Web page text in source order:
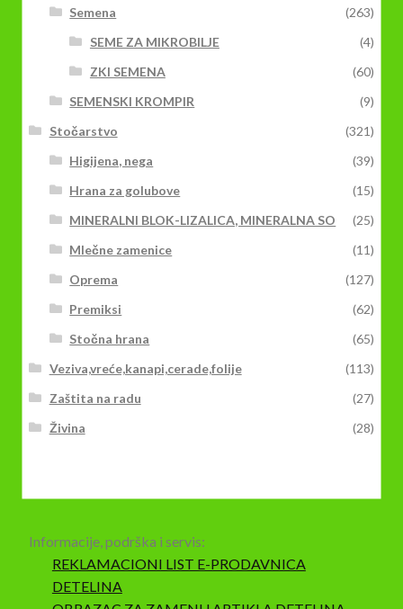
Semena
(263)
SEME ZA MIKROBILJE
(4)
ZKI SEMENA
(60)
SEMENSKI KROMPIR
(9)
Stočarstvo
(321)
Higijena, nega
(39)
Hrana za golubove
(15)
MINERALNI BLOK-LIZALICA, MINERALNA SO
(25)
Mlečne zamenice
(11)
Oprema
(127)
Premiksi
(62)
Stočna hrana
(65)
Veziva,vreće,kanapi,cerade,folije
(113)
Zaštita na radu
(27)
Živina
(28)
Informacije, podrška i servis:
REKLAMACIONI LIST E-PRODAVNICA
DETELINA